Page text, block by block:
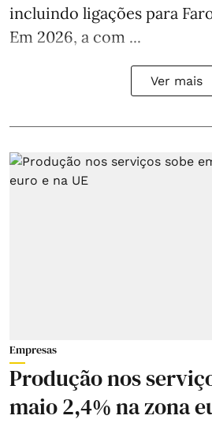
incluindo ligações para
Em 2026, a com ...
Ver mais
Empresas
Produção nos
maio 2,4% na zona